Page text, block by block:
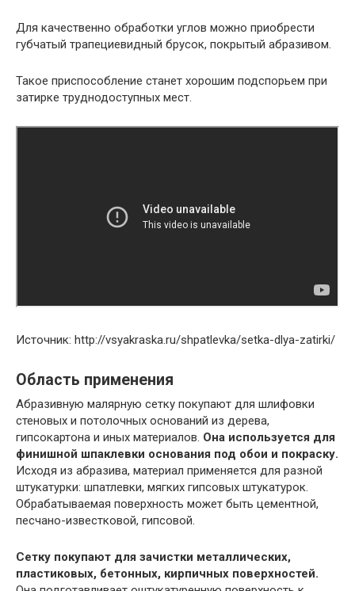
Для качественно обработки углов можно приобрести
губчатый трапециевидный брусок, покрытый абразивом.
Такое приспособление станет хорошим подспорьем при
затирке труднодоступных мест.
Источник: http://vsyakraska.ru/shpatlevka/setka-dlya-zatirki/
Область применения
Абразивную малярную сетку покупают для шлифовки
стеновых и потолочных оснований из дерева,
гипсокартона и иных материалов. Она используется для
финишной шпаклевки основания под обои и покраску.
Исходя из абразива, материал применяется для разной
штукатурки: шпатлевки, мягких гипсовых штукатурок.
Обрабатываемая поверхность может быть цементной,
песчано-известковой, гипсовой.
Сетку покупают для зачистки металлических,
пластиковых, бетонных, кирпичных поверхностей.